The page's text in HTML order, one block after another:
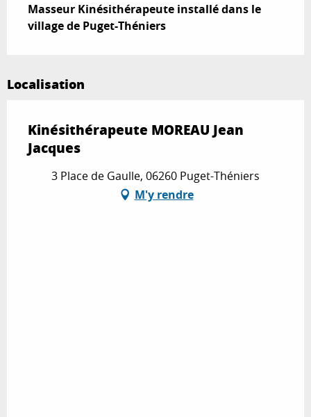
Masseur Kinésithérapeute installé dans le
village de Puget-Théniers
Localisation
Kinésithérapeute MOREAU Jean
Jacques
3 Place de Gaulle, 06260 Puget-Théniers
M'y rendre